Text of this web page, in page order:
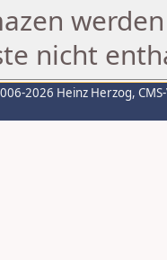
nicht
2026 Heinz Herzog,